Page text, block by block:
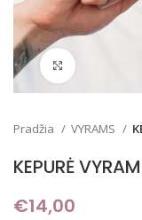
Pradžia VYRAMS
KEPURĖ
€14,00